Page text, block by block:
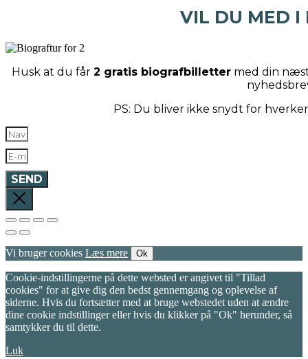
VIL DU MED I
Husk at du får 2 gratis biografbillettermed din
PS: Du bliver ikke snydt for
SEND
Vi bruger cookies Læs mere Ok
Cookie-indstillingerne på dette websted er angivet til "Tillad
cookies" for at give dig den bedst gennemgang og oplevelse af
siderne. Hvis du fortsætter med at bruge webstedet uden at ændre
dine cookie indstillinger eller hvis du klikker på "Ok" herunder, så
samtykker du til dette.
Luk